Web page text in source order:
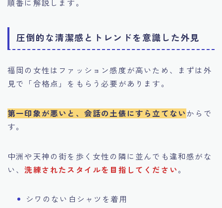
順番に解説します。
圧倒的な清潔感とトレンドを意識した外見
福岡の女性はファッション感度が高いため、まずは外
見で「合格点」をもらう必要があります。
第一印象が悪いと、会話の土俵にすら立てないからで
す。
中洲や天神の街を歩く女性の隣に並んでも違和感がな
い、洗練されたスタイルを目指してください。
シワのない白シャツを着用